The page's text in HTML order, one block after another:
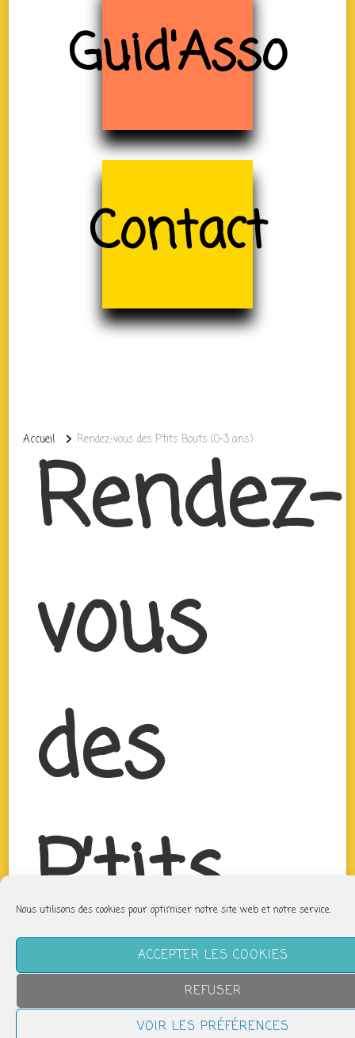
Nous utilisons des cookies pour optimiser notre site web et notre service.
ACCEPTER LES COOKIES
REFUSER
VOIR LES PRÉFÉRENCES
Accueil Rendez-vous des P’tits Bouts (0-3 ans)
Rendez-
vous
des
P’tits
Bouts
Guid'Asso
Contact